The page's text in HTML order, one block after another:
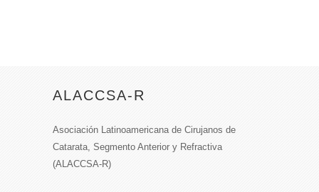
ALACCSA-R
Asociación Latinoamericana de Cirujanos de
Catarata, Segmento Anterior y Refractiva
(ALACCSA-R)